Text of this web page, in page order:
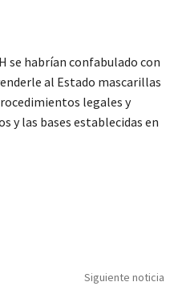
se habrían confabulado con
al Estado mascarillas
legales y
y las bases establecidas en
Siguiente noticia